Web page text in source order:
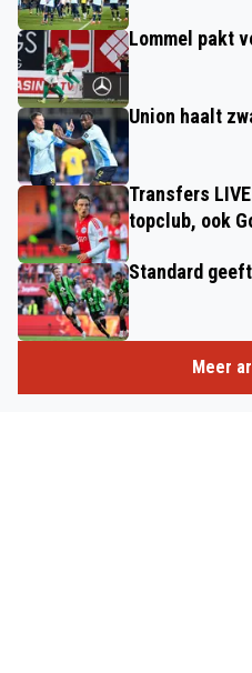
Lommel pakt
Union haalt
Transfers
topclub, ook
Standard
Meer